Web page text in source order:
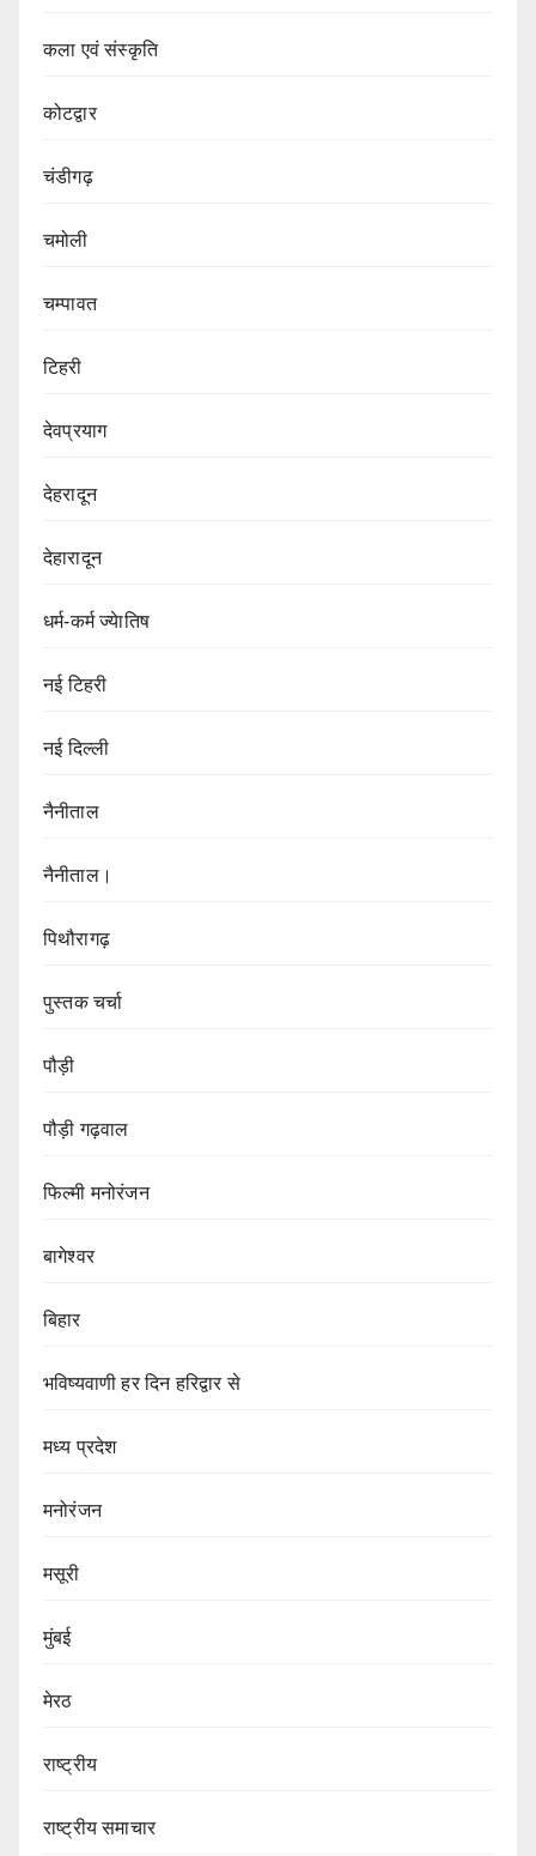
कला एवं संस्कृति
कोटद्वार
चंडीगढ़
चमोली
चम्पावत
टिहरी
देवप्रयाग
देहरादून
देहारादून
धर्म-कर्म ज्येातिष
नई टिहरी
नई दिल्ली
नैनीताल
नैनीताल।
पिथौरागढ़
पुस्तक चर्चा
पौड़ी
पौड़ी गढ़वाल
फिल्मी मनोरंजन
बागेश्वर
बिहार
भविष्यवाणी हर दिन हरिद्वार से
मध्य प्रदेश
मनोरंजन
मसूरी
मुंबई
मेरठ
राष्ट्रीय
राष्ट्रीय समाचार